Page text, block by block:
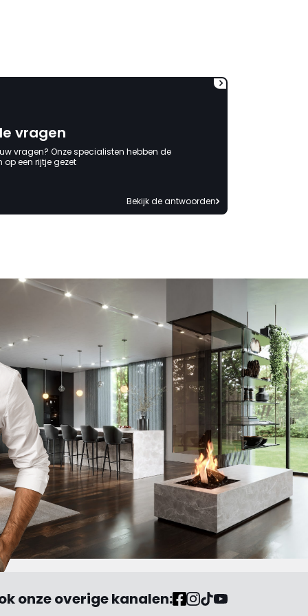
vragen
vragen? Onze specialisten hebben de
een rijtje gezet
Bekijk de antwoorden
onze overige kanalen: